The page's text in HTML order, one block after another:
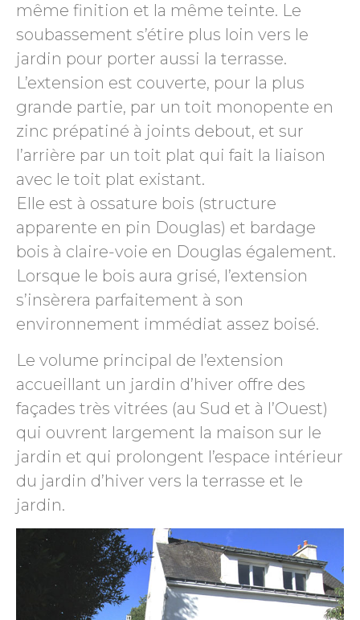
même finition et la même teinte. Le
soubassement s’étire plus loin vers le
jardin pour porter aussi la terrasse.
L’extension est couverte, pour la plus
grande partie, par un toit monopente en
zinc prépatiné à joints debout, et sur
l’arrière par un toit plat qui fait la liaison
avec le toit plat existant.
Elle est à ossature bois (structure
apparente en pin Douglas) et bardage
bois à claire-voie en Douglas également.
Lorsque le bois aura grisé, l’extension
s’insèrera parfaitement à son
environnement immédiat assez boisé.
Le volume principal de l’extension
accueillant un jardin d’hiver offre des
façades très vitrées (au Sud et à l’Ouest)
qui ouvrent largement la maison sur le
jardin et qui prolongent l’espace intérieur
du jardin d’hiver vers la terrasse et le
jardin.